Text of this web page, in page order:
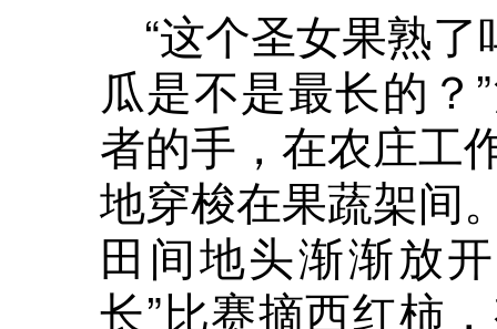
“这个圣女果熟
瓜是不是最长的？
者的手，在农庄工
地穿梭在果蔬架间
田间地头渐渐放
长”比赛摘西红柿